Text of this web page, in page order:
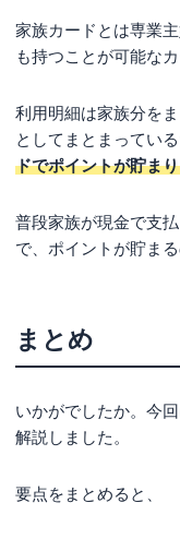
家族カードとは専業
も持つことが可能なカ
利用明細は家族分を
としてまとまっている
ドでポイントが貯ま
普段家族が現金で支
で、ポイントが貯ま
まとめ
いかがでしたか。今
解説しました。
要点をまとめると、